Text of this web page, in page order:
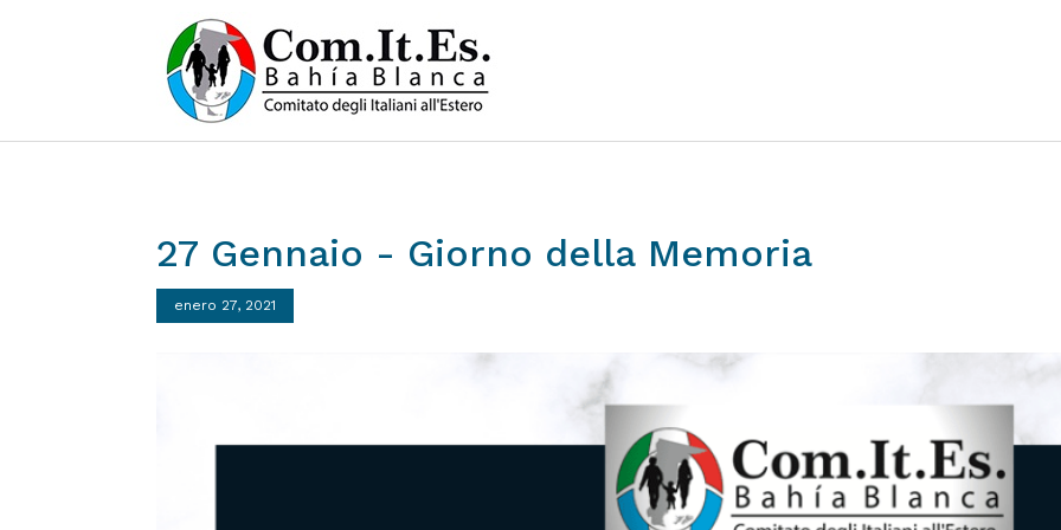
27 Gennaio - Giorno della Memoria
enero 27, 2021